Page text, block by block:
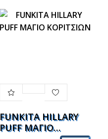
FUNKITA HILLARY
PUFF ΜΑΓΙΟ